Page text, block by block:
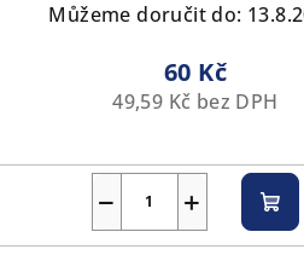
Můžeme doručit do:
60 Kč
49,59 Kč bez DPH
+
− Do